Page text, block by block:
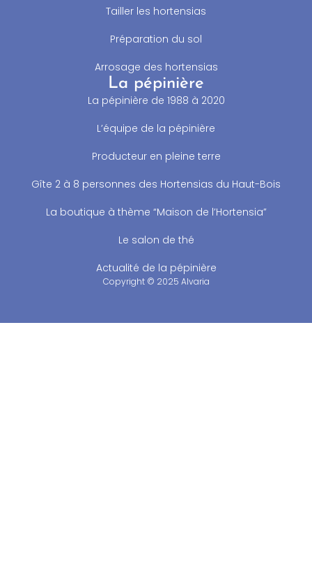
Tailler les hortensias
Préparation du sol
Arrosage des hortensias
La pépinière
La pépinière de 1988 à 2020
L’équipe de la pépinière
Producteur en pleine terre
Gîte 2 à 8 personnes des Hortensias du Haut-Bois
La boutique à thème “Maison de l’Hortensia”
Le salon de thé
Actualité de la pépinière
Copyright © 2025 Alvaria